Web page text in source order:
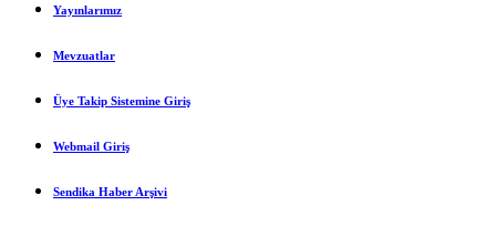
Yayınlarımız
Mevzuatlar
Üye Takip Sistemine Giriş
Webmail Giriş
Sendika Haber Arşivi